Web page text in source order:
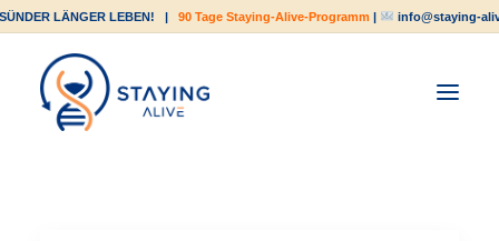
LÄNGER LEBEN! |90 Tage Staying-Alive-Programm | info@staying-